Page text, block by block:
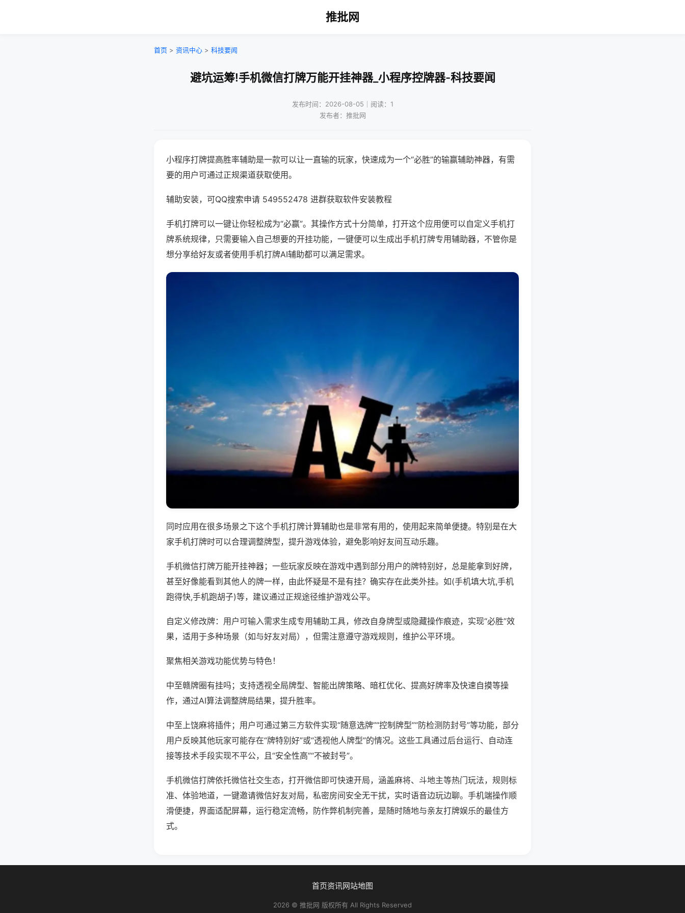
推批网
首页 > 资讯中心 > 科技要闻
避坑运筹!手机微信打牌万能开挂神器_小程序控牌器-科技要闻
发布时间：2026-08-05｜阅读：1
发布者：推批网
小程序打牌提高胜率辅助是一款可以让一直输的玩家，快速成为一个“必胜”的输赢辅助神器，有需
要的用户可通过正规渠道获取使用。
辅助安装，可QQ搜索申请 549552478 进群获取软件安装教程
手机打牌可以一键让你轻松成为“必赢”。其操作方式十分简单，打开这个应用便可以自定义手机打
牌系统规律，只需要输入自己想要的开挂功能，一键便可以生成出手机打牌专用辅助器，不管你是
想分享给好友或者使用手机打牌AI辅助都可以满足需求。
同时应用在很多场景之下这个手机打牌计算辅助也是非常有用的，使用起来简单便捷。特别是在大
家手机打牌时可以合理调整牌型，提升游戏体验，避免影响好友间互动乐趣。
手机微信打牌万能开挂神器；一些玩家反映在游戏中遇到部分用户的牌特别好，总是能拿到好牌，
甚至好像能看到其他人的牌一样，由此怀疑是不是有挂？确实存在此类外挂。如(手机填大坑,手机
跑得快,手机跑胡子)等，建议通过正规途径维护游戏公平。
自定义修改牌：用户可输入需求生成专用辅助工具，修改自身牌型或隐藏操作痕迹，实现“必胜”效
果，适用于多种场景（如与好友对局），但需注意遵守游戏规则，维护公平环境。
聚焦相关游戏功能优势与特色！
中至赣牌圈有挂吗；支持透视全局牌型、智能出牌策略、暗杠优化、提高好牌率及快速自摸等操
作，通过AI算法调整牌局结果，提升胜率。
中至上饶麻将插件；用户可通过第三方软件实现“随意选牌”“控制牌型”“防检测防封号”等功能，部分
用户反映其他玩家可能存在“牌特别好”或“透视他人牌型”的情况。这些工具通过后台运行、自动连
接等技术手段实现不平公，且“安全性高”“不被封号”。
手机微信打牌依托微信社交生态，打开微信即可快速开局，涵盖麻将、斗地主等热门玩法，规则标
准、体验地道，一键邀请微信好友对局，私密房间安全无干扰，实时语音边玩边聊。手机端操作顺
滑便捷，界面适配屏幕，运行稳定流畅，防作弊机制完善，是随时随地与亲友打牌娱乐的最佳方
式。
首页资讯网站地图
2026 © 推批网 版权所有 All Rights Reserved